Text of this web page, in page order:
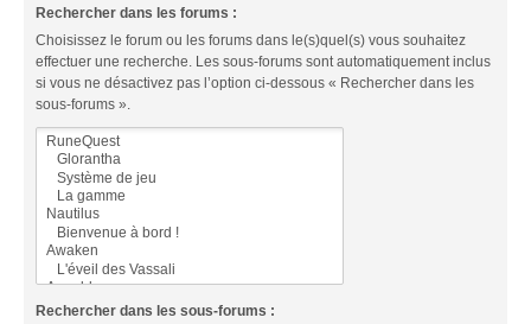
Rechercher dans les forums :
Choisissez le forum ou les forums dans le(s)quel(s) vous souhaitez
effectuer une recherche. Les sous-forums sont automatiquement inclus
si vous ne désactivez pas l’option ci-dessous « Rechercher dans les
sous-forums ».
Rechercher dans les sous-forums :